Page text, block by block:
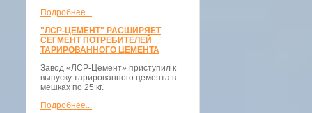
Подробнее...
"ЛСР-ЦЕМЕНТ" РАСШИРЯЕТ
СЕГМЕНТ ПОТРЕБИТЕЛЕЙ
ТАРИРОВАННОГО ЦЕМЕНТА
Завод «ЛСР-Цемент» приступил к
выпуску тарированного цемента в
мешках по 25 кг.
Подробнее...